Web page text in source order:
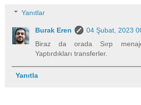
Yanıtlar
Burak Eren
04 Şubat, 2023
Biraz da orada Sırp
Yaptırdıkları transferler.
Yanıtla